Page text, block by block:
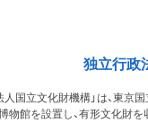
独立行政
人国立文化財機構」は、東京
物館を設置し、有形文化財を